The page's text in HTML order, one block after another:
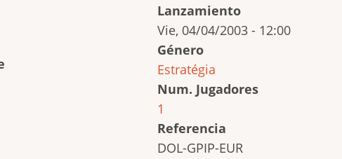
Lanzamiento
Vie, 04/04/2003 - 12:00
Género
Estratégia
Num. Jugadores
1
Referencia
DOL-GPIP-EUR